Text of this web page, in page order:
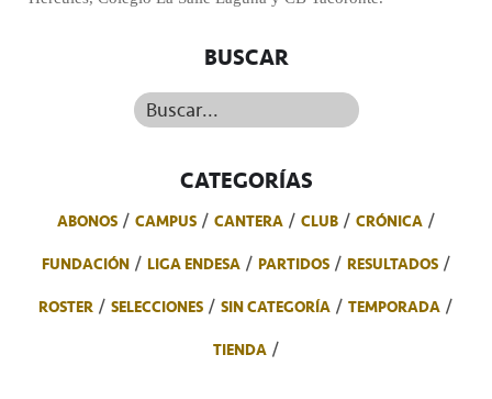
BUSCAR
Buscar...
CATEGORÍAS
ABONOS CAMPUS CANTERA CLUB
CRÓNICA
FUNDACIÓN
LIGA ENDESA PARTIDOS
RESULTADOS
ROSTER
SELECCIONES SIN CATEGORÍA
TEMPORADA
TIENDA